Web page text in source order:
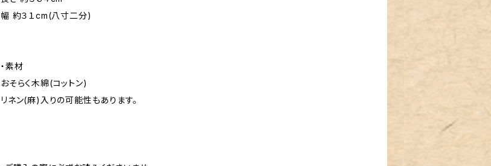
幅 約３１cm(八寸二分)
・素材
おそらく木綿(コットン)
リネン(麻)入りの可能性もあります。